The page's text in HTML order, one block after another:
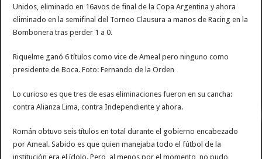
Unidos, eliminado en 16avos de final de la Copa Argentina y ahora
eliminado en la semifinal del Torneo Clausura a manos de Racing en la
Bombonera tras perder 1 a 0.
Riquelme ganó 6 títulos como vice de Ameal pero ninguno como
presidente de Boca. Foto: Fernando de la Orden
Lo curioso es que tres de esas eliminaciones fueron en su cancha:
contra Alianza Lima, contra Independiente y ahora.
Román obtuvo seis títulos en total durante el gobierno encabezado
por Ameal. Sabido es que quien manejaba todo el fútbol de la
institución era el ídolo. Pero, al menos por el momento, no pudo